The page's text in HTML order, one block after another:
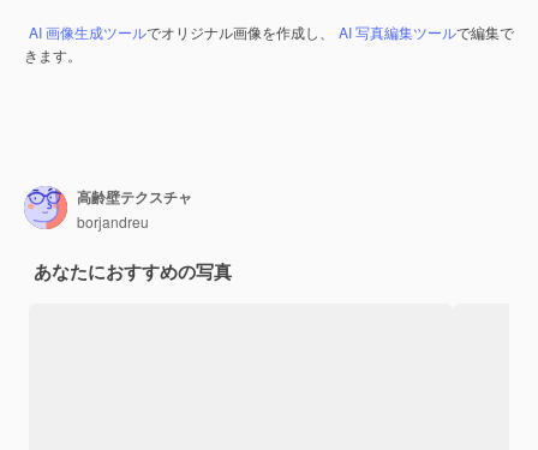
AI 画像生成ツールでオリジナル画像を作成し、 AI 写真編集ツールで編集で
きます。
高齢壁テクスチャ
borjandreu
あなたにおすすめの写真